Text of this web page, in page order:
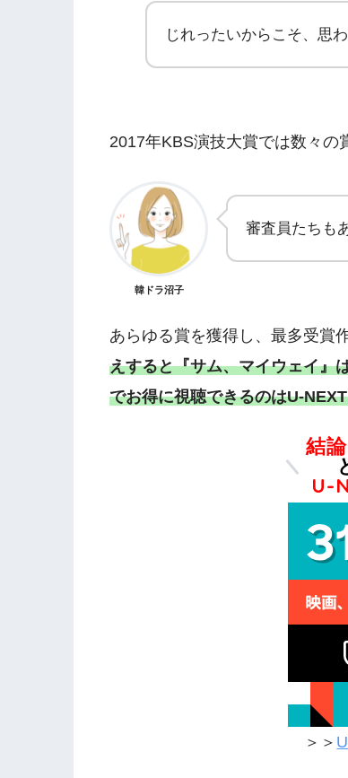
じれったいからこそ、思
2017年KBS演技大賞では数々の
韓ドラ沼子
審査員たちも
あらゆる賞を獲得し、最多受賞
えすると『サム、マイウェイ』
でお得に視聴できるのはU-
結論
U-
＞＞